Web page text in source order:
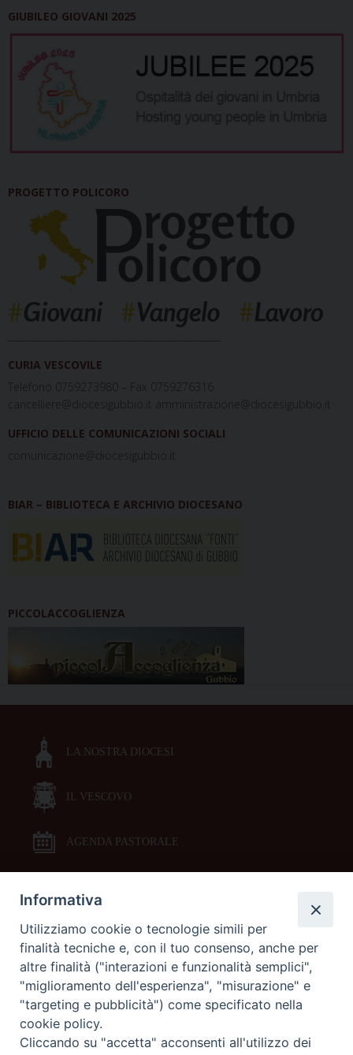
GIUBILEO GIOVANI 2025
PROGETTO POLICORO
CURIA VESCOVILE
Telefono 0759273980 – Fax 0759276316
cancelliere@diocesigubbio.it amministrazione@diocesigubbio.it
UFFICIO DELLE COMUNICAZIONI SOCIALI
comunicazione@diocesigubbio.it
BIAR – BIBLIOTECA E ARCHIVIO DIOCESANO
PICCOLACCOGLIENZA
LA NOSTRA DIOCESI
IL VESCOVO
AGENDA PASTORALE
DOCUMENTI PASTORALI
ORARI MESSE
LITURGIA DELLE ORE
Informativa
Utilizziamo cookie o tecnologie simili per
finalità tecniche e, con il tuo consenso, anche per
altre finalità ("interazioni e funzionalità semplici",
"miglioramento dell'esperienza", "misurazione" e
"targeting e pubblicità") come specificato nella
cookie policy.
Cliccando su "accetta" acconsenti all'utilizzo dei